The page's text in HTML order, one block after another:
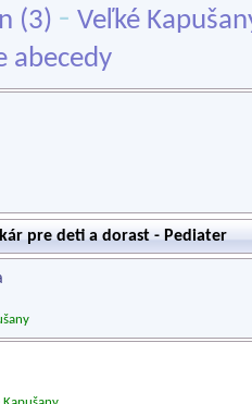
(3) - Veľké
abecedy
pre deti a dorast - Pediater